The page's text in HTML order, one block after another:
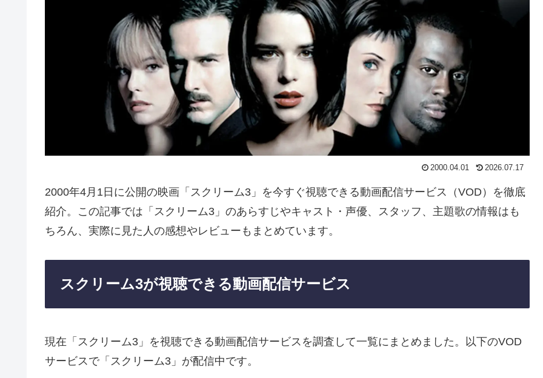
2000.04.01 2026.07.17
2000年4月1日に公開の映画「スクリーム3」を今すぐ視聴できる動画配信サービス（VOD）を徹底
紹介。この記事では「スクリーム3」のあらすじやキャスト・声優、スタッフ、主題歌の情報はも
ちろん、実際に見た人の感想やレビューもまとめています。
スクリーム3が視聴できる動画配信サービス
現在「スクリーム3」を視聴できる動画配信サービスを調査して一覧にまとめました。以下のVOD
サービスで「スクリーム3」が配信中です。